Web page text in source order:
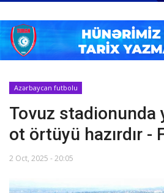
Azərbaycan futbolu
Maraqlı
Əlaqə
Haqqımızda
Dünya futbolu
Azərbaycan futbolu
Tovuz stadionunda
ot örtüyü hazırdır -
2 Oct, 2025 - 20:05